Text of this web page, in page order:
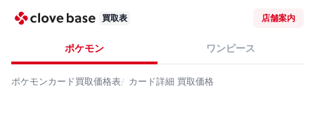
買取表 店舗案内
ポケモン ワンピース
ポケモンカード買取価格表 カード詳細 買取価格